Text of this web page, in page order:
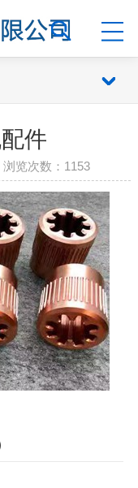
件
览次数： 1153